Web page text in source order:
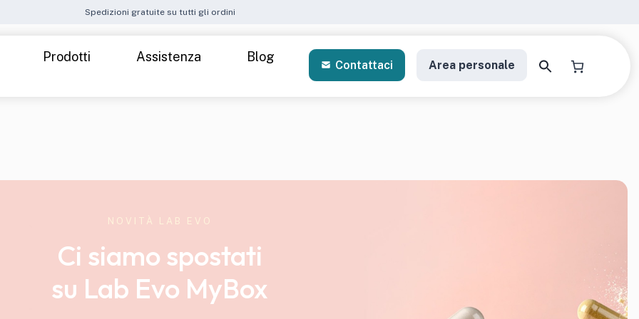
Spedizioni gratuite su tutti gli ordini
Contattaci Area personale
Prodotti Assistenza Blog
NOVITÀ LAB EVO
Ci siamo spostati
su Lab Evo MyBox